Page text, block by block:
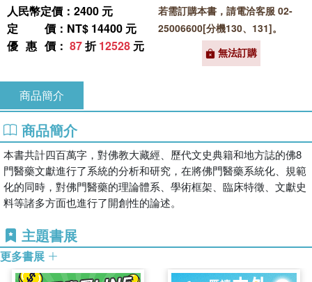
人民幣定價：2400 元
定價 ：NT$ 14400 元
優惠價 ： 87折12528 元
若需訂購本書，請電洽客服 02-
25006600[分機130、131]。
無法訂購
商品簡介
商品簡介
本書共計四百萬字，對佛教大藏經、歷代文史典籍和地方誌的佛8
門醫藥文獻進行了系統的分析和研究，在將佛門醫藥系統化、規範
化的同時，對佛門醫藥的理論體系、學術框架、臨床特徵、文獻史
料等諸多方面也進行了開創性的論述。
主題書展
更多書展